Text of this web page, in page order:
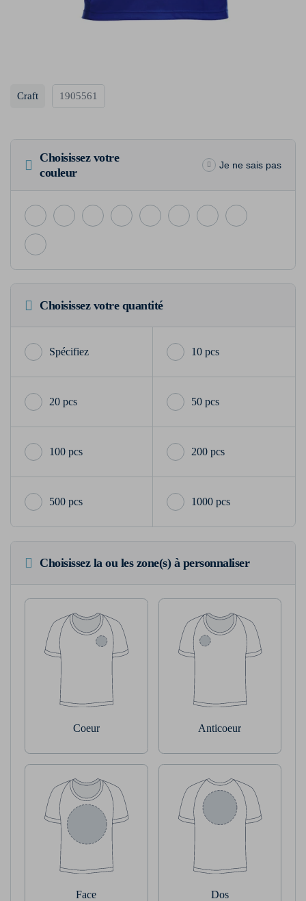
Craft 1905561
Choisissez votre
couleur
Je ne sais pas
Choisissez votre quantité
10 pcs
20 pcs 50 pcs
100 pcs 200 pcs
500 pcs 1000 pcs
Choisissez la ou les zone(s) à personnaliser
Coeur Anticoeur
Face Dos